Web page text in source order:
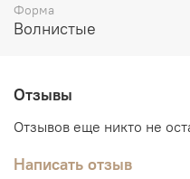
Форма
Волнистые
Отзывы
Отзывов еще никто не
Написать отзыв